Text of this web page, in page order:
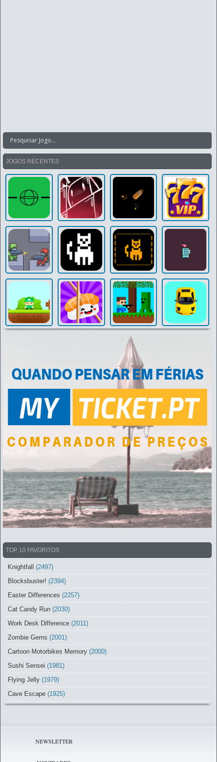
JOGOS RECENTES
TOP 10 FAVORITOS
Knightfall
(2497)
Blocksbuster! (2394)
Easter Differences (2257)
Cat Candy Run (2030)
Work Desk Difference (2011)
Zombie Gems (2001)
Cartoon Motorbikes Memory (2000)
Sushi Sensei (1981)
Flying Jelly (1979)
Cave Escape (1925)
NEWSLETTER